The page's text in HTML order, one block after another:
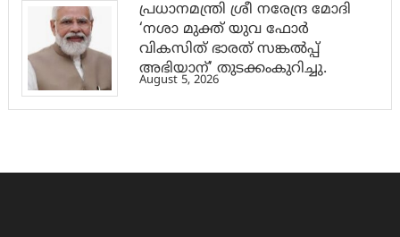
പ്രധാനമന്ത്രി ശ്രീ നരേന്ദ്ര മോദി
‘നശാ മുക്ത് യുവ ഫോർ
വികസിത് ഭാരത് സങ്കൽപ്പ്
അഭിയാന്’ തുടക്കംകുറിച്ചു.
August 5, 2026